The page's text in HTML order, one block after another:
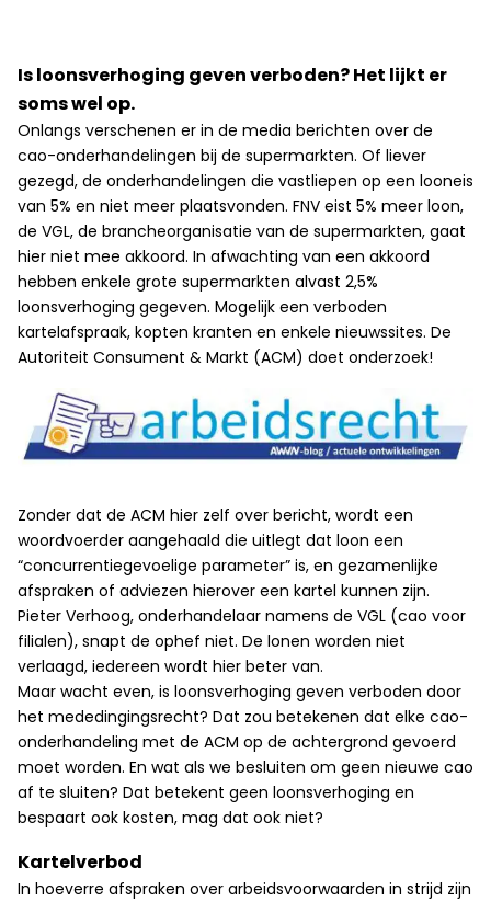
Is loonsverhoging geven verboden? Het lijkt er
soms wel op.
Onlangs verschenen er in de media berichten over de
cao-onderhandelingen bij de supermarkten. Of liever
gezegd, de onderhandelingen die vastliepen op een looneis
van 5% en niet meer plaatsvonden. FNV eist 5% meer loon,
de VGL, de brancheorganisatie van de supermarkten, gaat
hier niet mee akkoord. In afwachting van een akkoord
hebben enkele grote supermarkten alvast 2,5%
loonsverhoging gegeven. Mogelijk een verboden
kartelafspraak, kopten kranten en enkele nieuwssites. De
Autoriteit Consument & Markt (ACM) doet onderzoek!
Zonder dat de ACM hier zelf over bericht, wordt een
woordvoerder aangehaald die uitlegt dat loon een
“concurrentiegevoelige parameter” is, en gezamenlijke
afspraken of adviezen hierover een kartel kunnen zijn.
Pieter Verhoog, onderhandelaar namens de VGL (cao voor
filialen), snapt de ophef niet. De lonen worden niet
verlaagd, iedereen wordt hier beter van.
Maar wacht even, is loonsverhoging geven verboden door
het mededingingsrecht? Dat zou betekenen dat elke cao-
onderhandeling met de ACM op de achtergrond gevoerd
moet worden. En wat als we besluiten om geen nieuwe cao
af te sluiten? Dat betekent geen loonsverhoging en
bespaart ook kosten, mag dat ook niet?
Kartelverbod
In hoeverre afspraken over arbeidsvoorwaarden in strijd zijn